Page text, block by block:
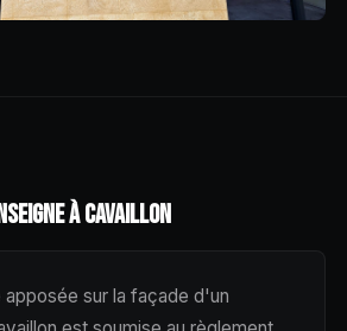
À CAVAILLON
apposée sur la façade d'un